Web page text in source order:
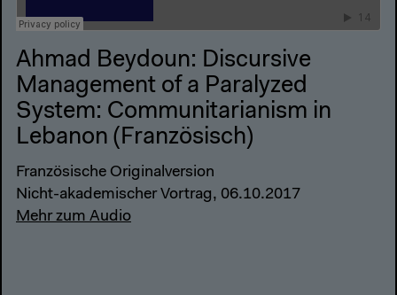
Ahmad Beydoun: Discursive
Management of a Paralyzed
System: Communitarianism in
Lebanon (Französisch)
Französische Originalversion
Nicht-akademischer Vortrag, 06.10.2017
Mehr zum Audio